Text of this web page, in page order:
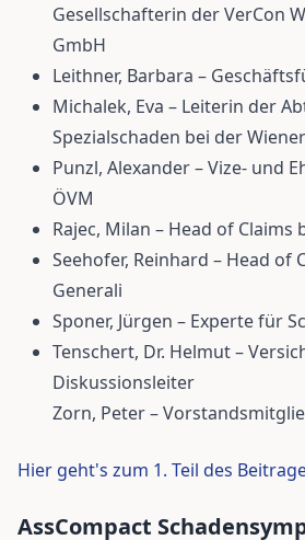
Gesellschafterin der VerCon
GmbH
Leithner, Barbara –
Michalek, Eva – Leiterin der
Spezialschaden bei der
Punzl, Alexander – Vize- und
ÖVM
Rajec, Milan – Head of Claims
Seehofer, Reinhard – Head of
Generali
Sponer, Jürgen – Experte für
Tenschert, Dr. Helmut –
Diskussionsleiter
Zorn, Peter –
Hier geht's zum 1. Teil des
AssCompact